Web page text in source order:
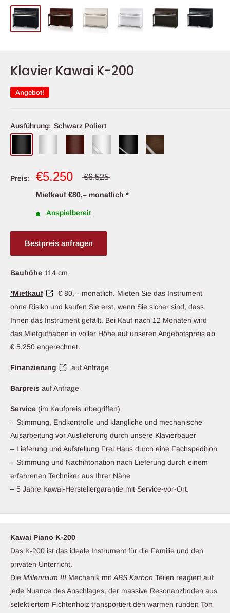
Klavier Kawai K-200
Angebot!
Ausführung: Schwarz Poliert
Preis: €5.250 €6.525
Mietkauf €80,– monatlich *
Anspielbereit
Bestpreis anfragen
Bauhöhe 114 cm
*Mietkauf
€ 80,-- monatlich. Mieten Sie das Instrument
ohne Risiko und kaufen Sie erst, wenn Sie sicher sind, dass
Ihnen das Instrument gefällt. Bei Kauf nach 12 Monaten wird
das Mietguthaben in voller Höhe auf unseren Angebotspreis ab
€ 5.250 angerechnet.
Finanzierung auf Anfrage
Barpreis auf Anfrage
Service (im Kaufpreis inbegriffen)
– Stimmung, Endkontrolle und klangliche und mechanische
Ausarbeitung vor Auslieferung durch unsere Klavierbauer
– Lieferung und Aufstellung Frei Haus durch eine Fachspedition
– Stimmung und Nachintonation nach Lieferung durch einem
erfahrenen Techniker aus Ihrer Nähe
– 5 Jahre Kawai-Herstellergarantie mit Service-vor-Ort.
Kawai Piano K-200
Das K-200 ist das ideale Instrument für die Familie und den
privaten Unterricht.
Die Millennium III Mechanik mitABS Karbon Teilen reagiert auf
jede Nuance des Anschlages, der massive Resonanzboden aus
selektiertem Fichtenholz transportiert den warmen runden Ton